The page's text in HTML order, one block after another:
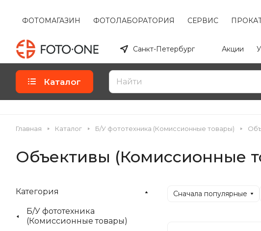
ФОТОМАГАЗИН ФОТОЛАБОРАТОРИЯ СЕРВИС
Санкт-Петербург Акции
Каталог
Главная Каталог Б/У фототехника (Комиссионные товары)
Объективы (Комиссионные
Сначала популярные
Категория
Б/У фототехника
(Комиссионные товары)